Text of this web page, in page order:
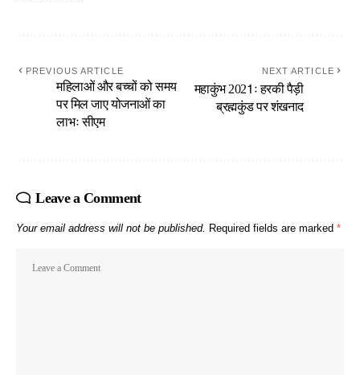
PREVIOUS ARTICLE
महिलाओं और बच्चों को समय
पर मिल जाए योजनाओं का
लाभः सीएम
NEXT ARTICLE
महाकुंभ 2021ः हरकी पैड़ी
ब्रह्मकुंड पर शंखनाद
Leave a Comment
Your email address will not be published. Required fields are marked *